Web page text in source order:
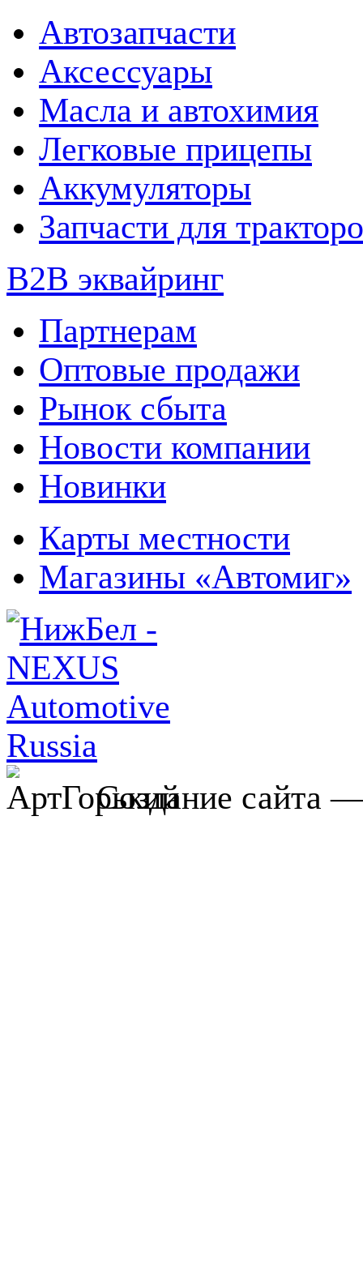
Автозапчасти
Аксессуары
Масла и автохимия
Легковые прицепы
Аккумуляторы
Запчасти для
B2B эквайринг
Партнерам
Оптовые продажи
Рынок сбыта
Новости компании
Новинки
Карты местности
Магазины «Автомиг»
Создание сайта